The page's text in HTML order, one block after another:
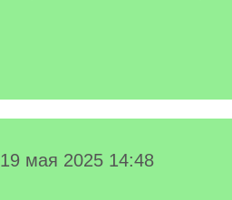
19 мая 2025 14:48